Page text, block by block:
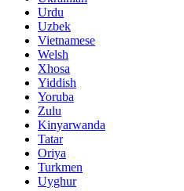
Urdu
Uzbek
Vietnamese
Welsh
Xhosa
Yiddish
Yoruba
Zulu
Kinyarwanda
Tatar
Oriya
Turkmen
Uyghur